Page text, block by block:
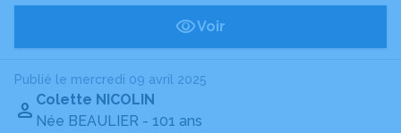
Voir
Publié le mercredi 09 avril 2025
Colette NICOLIN
Née BEAULIER - 101 ans